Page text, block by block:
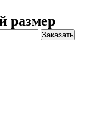
размер
Заказать